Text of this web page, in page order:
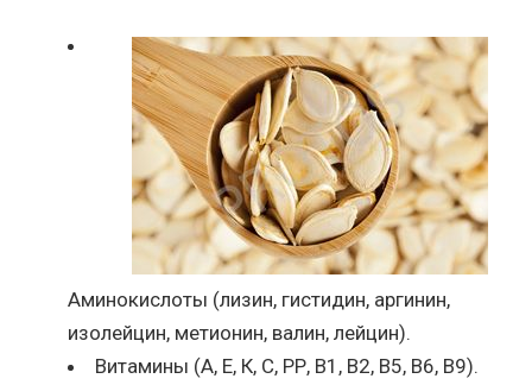
Аминокислоты (лизин, гистидин, аргинин,
изолейцин, метионин, валин, лейцин).
Витамины (А, Е, К, С, РР, В1, В2, В5, В6, В9).